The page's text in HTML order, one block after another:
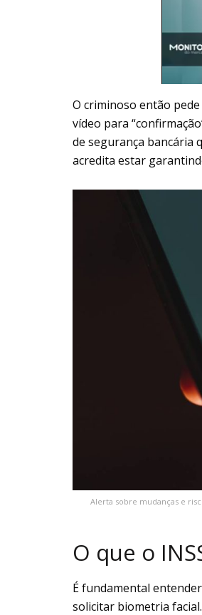
O criminoso então
vídeo para
de segurança bancária
acredita estar
Alerta sobre mudanças e
O que o
É fundamental
solicitar biometria